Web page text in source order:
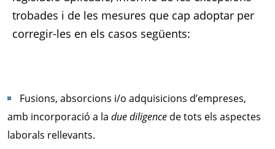
trobades i de les mesures que cap adoptar per
corregir-les en els casos següents:
Fusions, absorcions i/o adquisicions d’empreses,
amb incorporació a la due diligence de tots els aspectes
laborals rellevants.